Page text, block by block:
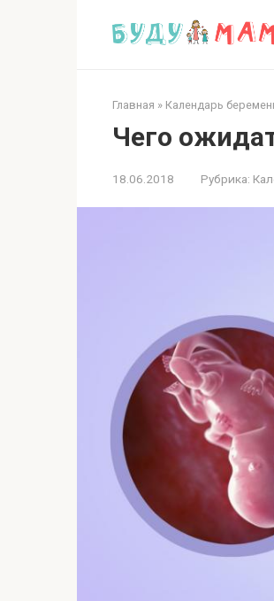
Главная » Календарь
Чего
18.06.2018 Рубрика: